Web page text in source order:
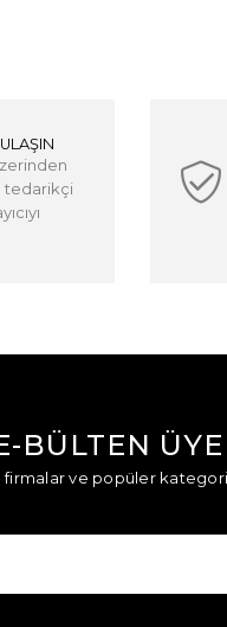
tedarikçi
BÜLTEN
firmalar ve popüler